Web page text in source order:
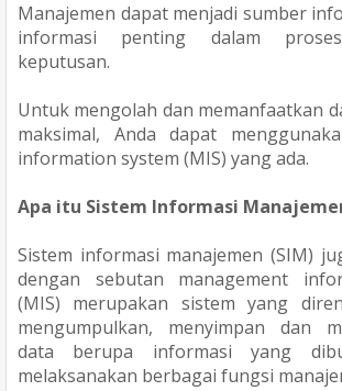
Manajemen dapat menjadi sumber
informasi penting dalam
keputusan.
Untuk mengolah dan memanfaatkan
maksimal, Anda dapat
information system (MIS) yang ada.
Apa itu Sistem Informasi
Sistem informasi manajemen (SIM)
dengan sebutan management
(MIS) merupakan sistem yang
mengumpulkan, menyimpan dan
data berupa informasi yang
melaksanakan berbagai fungsi